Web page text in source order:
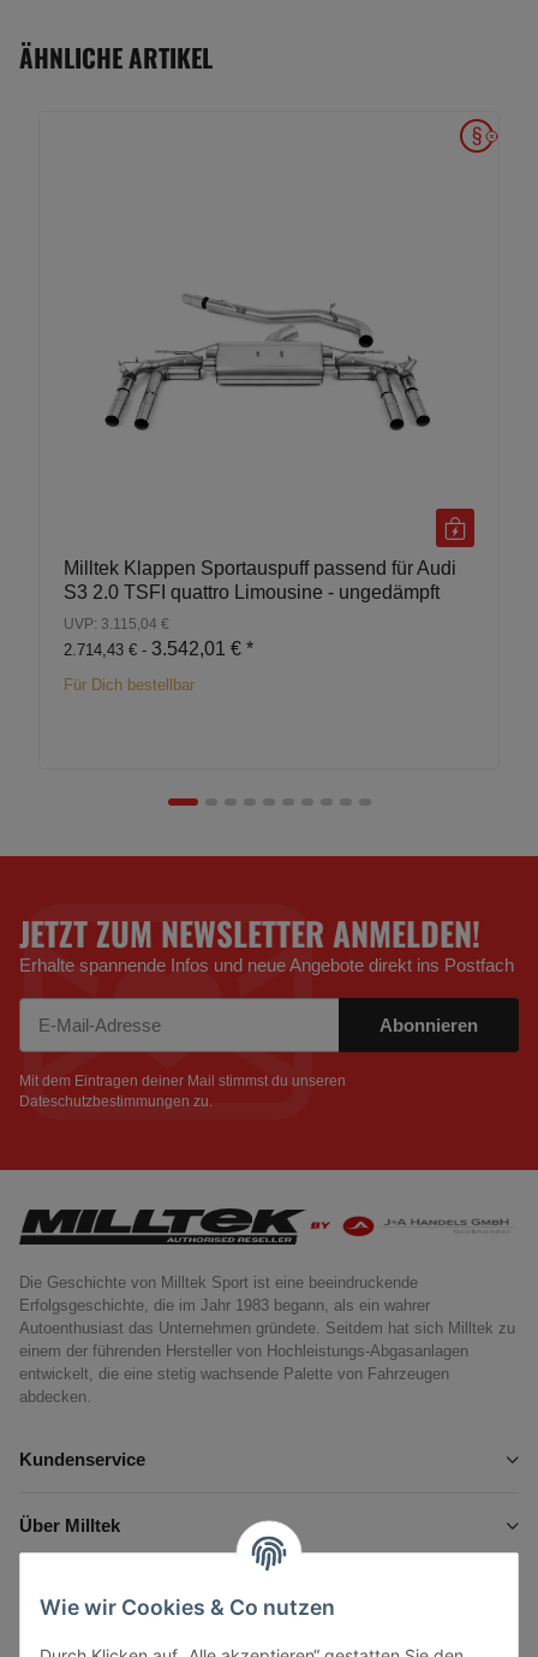
Wie wir Cookies & Co nutzen
ÄHNLICHE ARTIKEL
Milltek Klappen Sportauspuff passend für Audi
S3 2.0 TSFI quattro Limousine - ungedämpft
UVP: 3.115,04 €
2.714,43 € - 3.542,01 € *
Für Dich bestellbar
JETZT ZUM NEWSLETTER ANMELDEN!
Erhalte spannende Infos und neue Angebote direkt ins Postfach
Abonnieren
Mit dem Eintragen deiner Mail stimmst du unseren
Dateschutzbestimmungen zu.
Die Geschichte von Milltek Sport ist eine beeindruckende
Erfolgsgeschichte, die im Jahr 1983 begann, als ein wahrer
Autoenthusiast das Unternehmen gründete. Seitdem hat sich Milltek zu
einem der führenden Hersteller von Hochleistungs-Abgasanlagen
entwickelt, die eine stetig wachsende Palette von Fahrzeugen
abdecken.
Kundenservice
Über Milltek